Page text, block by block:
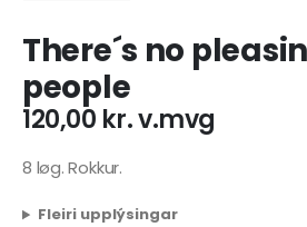
There´s no
people
120,00 kr.v.mvg
8 løg. Rokkur.
Fleiri upplýsingar